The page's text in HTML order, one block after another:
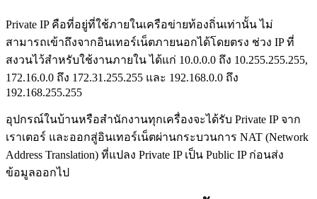
Private IP คือที่อยู่ที่ใช้ภายในเครือข่ายท้องถิ่นเท่านั้น ไม่
สามารถเข้าถึงจากอินเทอร์เน็ตภายนอกได้โดยตรง ช่วง IP ที่
สงวนไว้สำหรับใช้งานภายใน ได้แก่ 10.0.0.0 ถึง 10.255.255.255,
172.16.0.0 ถึง 172.31.255.255 และ 192.168.0.0 ถึง
192.168.255.255
อุปกรณ์ในบ้านหรือสำนักงานทุกเครื่องจะได้รับ Private IP จาก
เราเตอร์ และออกสู่อินเทอร์เน็ตผ่านกระบวนการ NAT (Network
Address Translation) ที่แปลง Private IP เป็น Public IP ก่อนส่ง
ข้อมูลออกไป